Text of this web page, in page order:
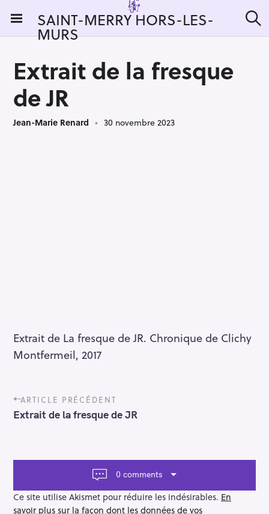
i
SAINT-MERRY HORS-LES-
MURS e
Extrait de la fresque
de JR
Jean-Marie Renard 30 novembre 2023
Extrait de La fresque de JR. Chronique de Clichy
Montfermeil, 2017
P
o
s
a
g
a
ARTICLE PRÉCÉDENT
Extrait de la fresque de JR
0 comments
Ce site utilise Akismet pour réduire les indésirables. En
savoir plus sur la façon dont les données de vos